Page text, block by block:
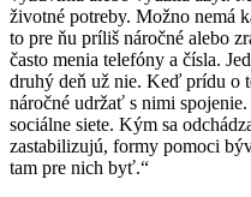
životné potreby. Možno nemá
to pre ňu príliš náročné alebo
často menia telefóny a čísla.
druhý deň už nie. Keď prídu o
náročné udržať s nimi
sociálne siete. Kým sa
zastabilizujú, formy pomoci
tam pre nich byť.“